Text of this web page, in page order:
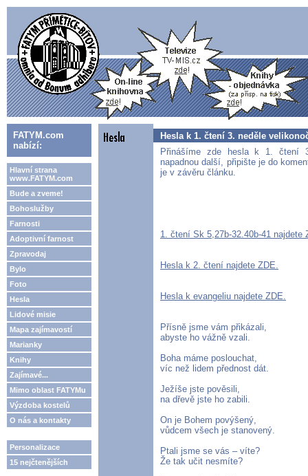
FATYM.com
nabízí:
Hlavní strana
www.FATYM.com
Bude a zveme!
Bohoslužby
Farnosti
Adoptivní farnost
Zpravodaj
Bylo
Foto
Hesla
Lidové misie
Mapa zajímavostí
Marianky
Knihy
Zajímavé...
Mimo oblast FATYMu
Výzdoba kostelů
O nás a kontakty
Personalizace
15 nejčtenějších
Hesla k 1. čtení 3. neděle
Přinášíme zde hesla k 1. čtení
napadnou další, připište je do
je v závěru článku.
1. čtení Sk 5,27b-32.40b-41 najdete
Hesla k 2. čtení najdete ZDE.
Hesla k evangeliu najdete ZDE.
Přísně jsme vám přikázali,
abyste ho vážně vzali.
Boha máme poslouchat,
víc než lidem přednost dát.
Ježíše jste pověsili,
na dřevě jste ho zabili.
On je Bohem povýšený,
vůdcem všech je stanovený.
Ptali jsme se vás – víte?
Že tak učit nesmíte?